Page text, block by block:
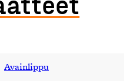
Avainlippu